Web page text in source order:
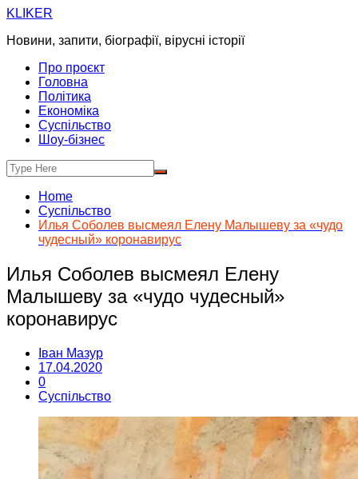
Skip
content
KLIKER
Новини, запити, біографії, вірусні історії
Про проєкт
Головна
Політика
Економіка
Суспільство
Шоу-бізнес
Home
Суспільство
Илья Соболев высмеял Елену Малышеву за «чудо
чудесный» коронавирус
Илья Соболев высмеял Елену
Малышеву за «чудо чудесный»
коронавирус
Іван Мазур
17.04.2020
0
Суспільство